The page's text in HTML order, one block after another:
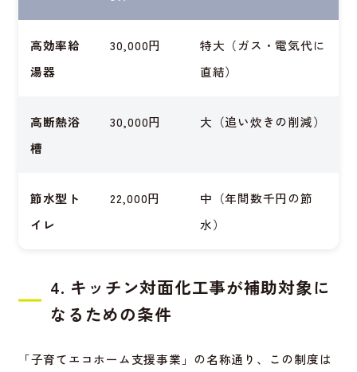
高効率給
湯器
30,000円
特大（ガス・電気代に
直結）
高断熱浴
槽
30,000円 大（追い炊きの削減）
節水型ト
イレ
22,000円
中（年間数千円の節
水）
4. キッチン対面化工事が補助対象に
なるための条件
「子育てエコホーム支援事業」の名称通り、この制度は